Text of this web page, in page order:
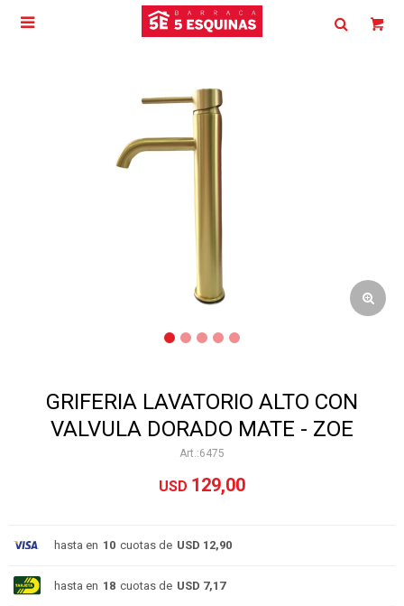

GRIFERIA LAVATORIO ALTO CON
VALVULA DORADO MATE - ZOE
6475
USD 129,00
hasta en 10 cuotas de USD 12,90
hasta en 18 cuotas de USD 7,17